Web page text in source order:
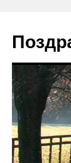
содержимому